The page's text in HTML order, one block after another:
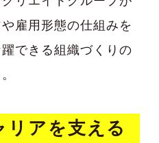
雇用形態の仕組みを
できる組織づくりの
リアを支える